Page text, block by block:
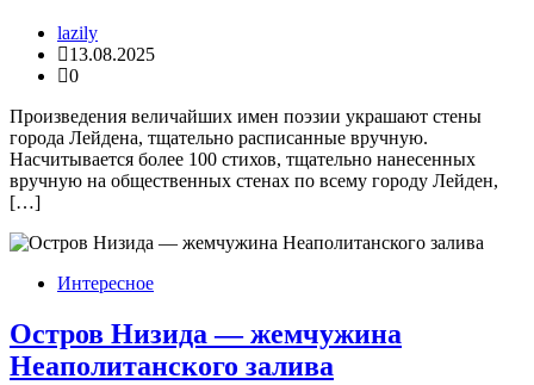
lazily
13.08.2025
0
Произведения величайших имен поэзии украшают стены
города Лейдена, тщательно расписанные вручную.
Насчитывается более 100 стихов, тщательно нанесенных
вручную на общественных стенах по всему городу Лейден,
[…]
Интересное
Остров Низида — жемчужина
Неаполитанского залива